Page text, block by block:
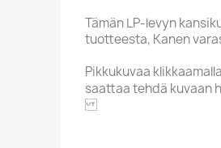
Tämän LP-levyn
tuotteesta, Kanen
Pikkukuvaa
saattaa tehdä kuvaan